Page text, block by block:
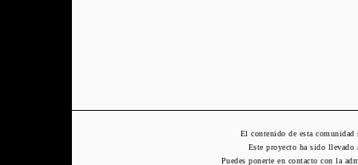
El contenido de esta
Este proyecto ha sido
Puedes ponerte en contacto con la